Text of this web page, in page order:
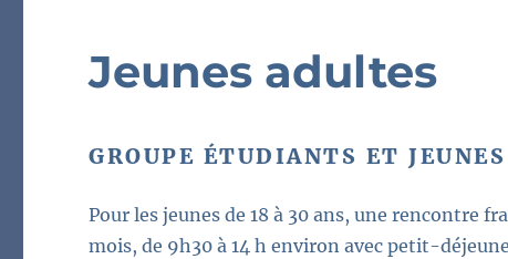
Jeunes adultes
GROUPE ÉTUDIANTS ET
Pour les jeunes de 18 à 30 ans, une rencontre
mois, de 9h30 à 14 h environ avec petit-